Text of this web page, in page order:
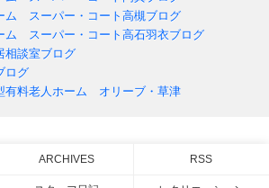
ム スーパー・コート高槻ブログ
ム スーパー・コート高石羽衣ブログ
相談室ブログ
ログ
有料老人ホーム オリーブ・草津
ARCHIVES RSS